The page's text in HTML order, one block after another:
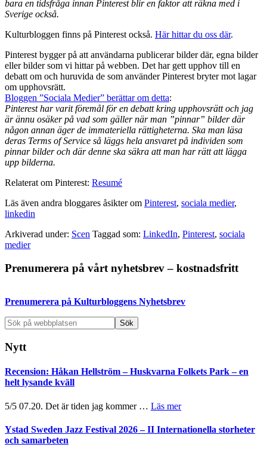
bara en tidsfråga innan Pinterest blir en faktor att räkna med i
Sverige också.
Kulturbloggen finns på Pinterest också. Här hittar du oss där.
Pinterest bygger på att användarna publicerar bilder där, egna bilder
eller bilder som vi hittar på webben. Det har gett upphov till en
debatt om och huruvida de som använder Pinterest bryter mot lagar
om upphovsrätt.
Bloggen ”Sociala Medier” berättar om detta:
Pinterest har varit föremål för en debatt kring upphovsrätt och jag
är ännu osäker på vad som gäller när man ”pinnar” bilder där
någon annan äger de immateriella rättigheterna. Ska man läsa
deras Terms of Service så läggs hela ansvaret på individen som
pinnar bilder och där denne ska säkra att man har rätt att lägga
upp bilderna.
Relaterat om Pinterest: Resumé
Läs även andra bloggares åsikter om Pinterest, sociala medier,
linkedin
Arkiverad under: Scen Taggad som: LinkedIn, Pinterest, sociala
medier
Primärt
Prenumerera på vårt nyhetsbrev – kostnadsfritt
Prenumerera på Kulturbloggens Nyhetsbrev
Sök
på
webbplatsen
Nytt
Recension: Håkan Hellström – Huskvarna Folkets Park – en
helt lysande kväll
5/5 07.20. Det är tiden jag kommer … Läs merom
Håkan
Ystad Sweden Jazz Festival 2026 – II Internationella storheter
och samarbeten